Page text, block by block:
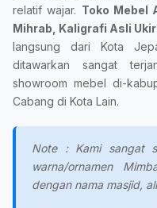
relatif wajar. Toko Mebel
Mihrab, Kaligrafi Asli
langsung dari Kota
ditawarkan sangat
showroom mebel di-
Cabang di Kota Lain.
Note : Kami sangat
warna/ornamen
dengan nama masjid,